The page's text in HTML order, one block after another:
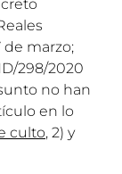
de marzo;
298/2020
no han
en lo
culto, 2) y